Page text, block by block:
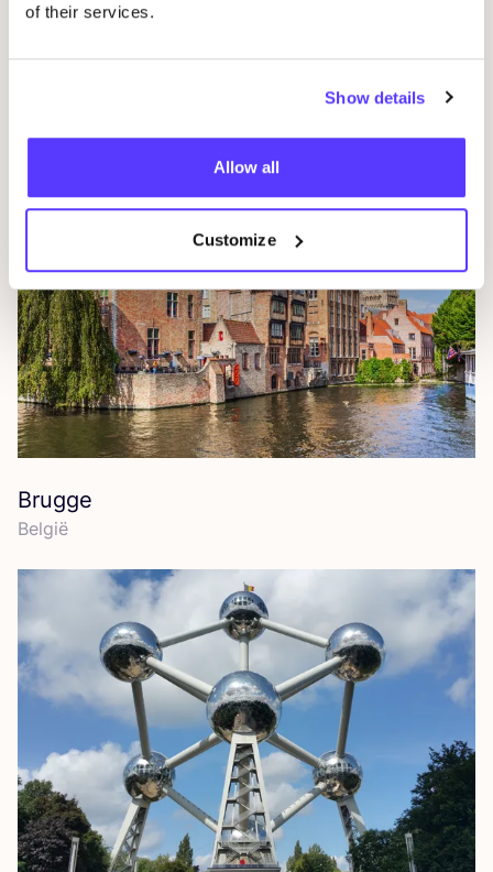
of their services.
Show details
Allow all
Customize
Brugge
Bel­gië